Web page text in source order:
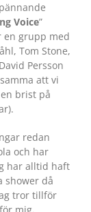
Voice”
en grupp med
Tom Stone,
Persson
att vi
brist på
redan
och har
har alltid haft
shower då
tror tillför